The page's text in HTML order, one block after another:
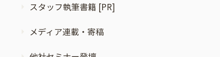
スタッフ執筆書籍 [PR]
メディア連載・寄稿